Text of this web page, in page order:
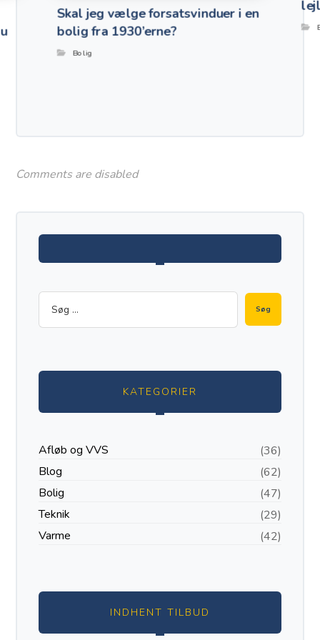
Skal jeg vælge forsatsvinduer i en
bolig fra 1930’erne?
Bolig
Comments are disabled
KATEGORIER
Afløb og VVS
(36)
Blog
(62)
Bolig
(47)
Teknik
(29)
Varme
(42)
INDHENT TILBUD